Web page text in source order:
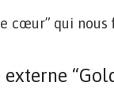
cœur” qui